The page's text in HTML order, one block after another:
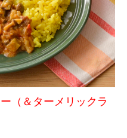
（＆ターメリックラ